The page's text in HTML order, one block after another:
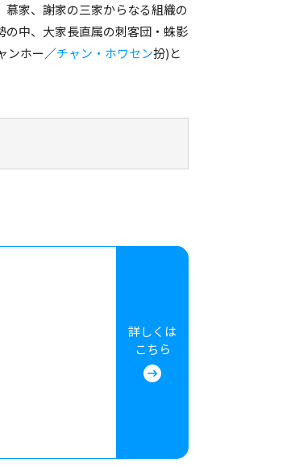
家、謝家の三家からなる組織の
中、大家長直属の刺客団・蛛影
ンホー／チャン・ホワセン扮)と
詳しくは
こちら